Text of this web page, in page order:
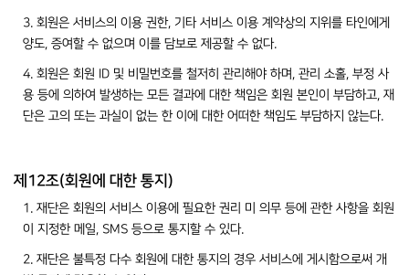
3. 회원은 서비스의 이용 권한, 기타 서비스 이용 계약상의 지위를 타인에게
양도, 증여할 수 없으며 이를 담보로 제공할 수 없다.
4. 회원은 회원 ID 및 비밀번호를 철저히 관리해야 하며, 관리 소홀, 부정 사
용 등에 의하여 발생하는 모든 결과에 대한 책임은 회원 본인이 부담하고, 재
단은 고의 또는 과실이 없는 한 이에 대한 어떠한 책임도 부담하지 않는다.
제12조(회원에 대한 통지)
1. 재단은 회원의 서비스 이용에 필요한 권리 미 의무 등에 관한 사항을 회원
이 지정한 메일, SMS 등으로 통지할 수 있다.
2. 재단은 불특정 다수 회원에 대한 통지의 경우 서비스에 게시함으로써 개